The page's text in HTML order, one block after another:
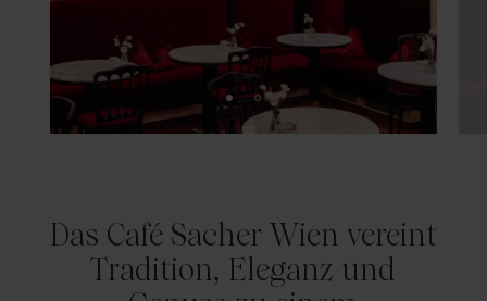
Das Café Sacher Wien vereint
Tradition, Eleganz und